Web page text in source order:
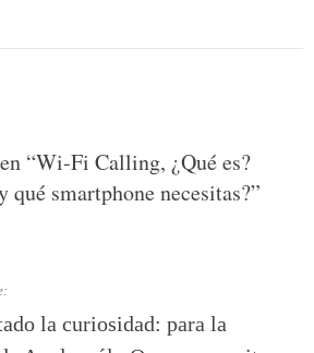
“Wi-Fi Calling, ¿Qué es?
qué smartphone necesitas?”
la curiosidad: para la